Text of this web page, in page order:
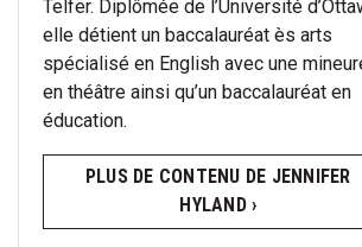
Telfer. Diplômée de l’Université
elle détient un baccalauréat ès arts
spécialisé en English avec une
en théâtre ainsi qu’un baccalauréat en
éducation.
PLUS DE CONTENU DE JENNIFER
HYLAND ›